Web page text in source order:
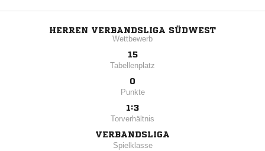
HERREN VERBANDSLIGA SÜDWEST
Wettbewerb
15
Tabellenplatz
0
Punkte
1:3
Torverhältnis
VERBANDSLIGA
Spielklasse